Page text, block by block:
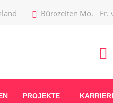
Bürozeiten Mo. - Fr.
PROJEKTE